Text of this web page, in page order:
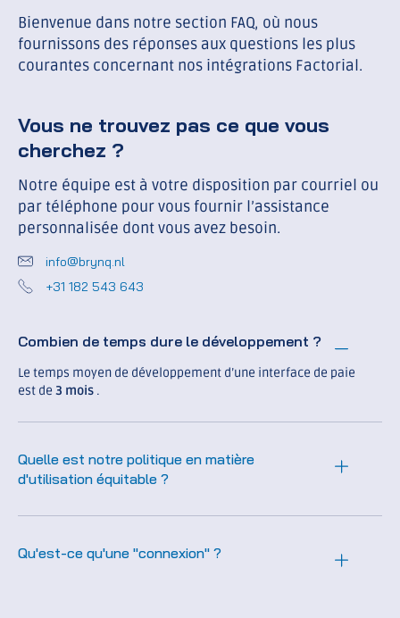
Bienvenue dans notre section FAQ, où nous
fournissons des réponses aux questions les plus
courantes concernant nos intégrations Factorial.
Vous ne trouvez pas ce que vous
cherchez ?
Notre équipe est à votre disposition par courriel ou
par téléphone pour vous fournir l’assistance
personnalisée dont vous avez besoin.
info@brynq.nl
+31 182 543 643
Combien de temps dure le développement ?
Le temps moyen de développement d’une interface de paie
est de 3 mois .
Quelle est notre politique en matière
d'utilisation équitable ?
Qu'est-ce qu'une "connexion" ?